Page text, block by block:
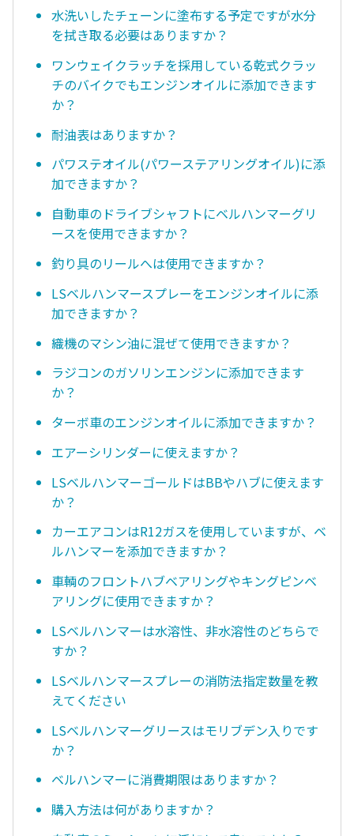
水洗いしたチェーンに塗布する予定ですが水分
を拭き取る必要はありますか？
ワンウェイクラッチを採用している乾式クラッ
チのバイクでもエンジンオイルに添加できます
か？
耐油表はありますか？
パワステオイル(パワーステアリングオイル)に添
加できますか？
自動車のドライブシャフトにベルハンマーグリ
ースを使用できますか？
釣り具のリールへは使用できますか？
LSベルハンマースプレーをエンジンオイルに添
加できますか？
織機のマシン油に混ぜて使用できますか？
ラジコンのガソリンエンジンに添加できます
か？
ターボ車のエンジンオイルに添加できますか？
エアーシリンダーに使えますか？
LSベルハンマーゴールドはBBやハブに使えます
か？
カーエアコンはR12ガスを使用していますが、ベ
ルハンマーを添加できますか？
車輌のフロントハブベアリングやキングピンベ
アリングに使用できますか？
LSベルハンマーは水溶性、非水溶性のどちらで
すか？
LSベルハンマースプレーの消防法指定数量を教
えてください
LSベルハンマーグリースはモリブデン入りです
か？
ベルハンマーに消費期限はありますか？
購入方法は何がありますか？